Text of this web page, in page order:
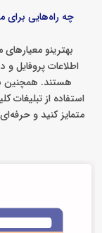
چه راه‌هایی برای
بهترینو
اطلاعات پروفایل
هستند. همچنین
استفاده از تبلیغات
متمایز کنید و